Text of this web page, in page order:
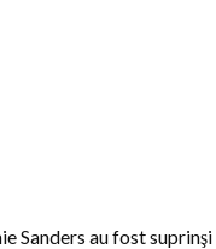
Sanders au fost suprinşi